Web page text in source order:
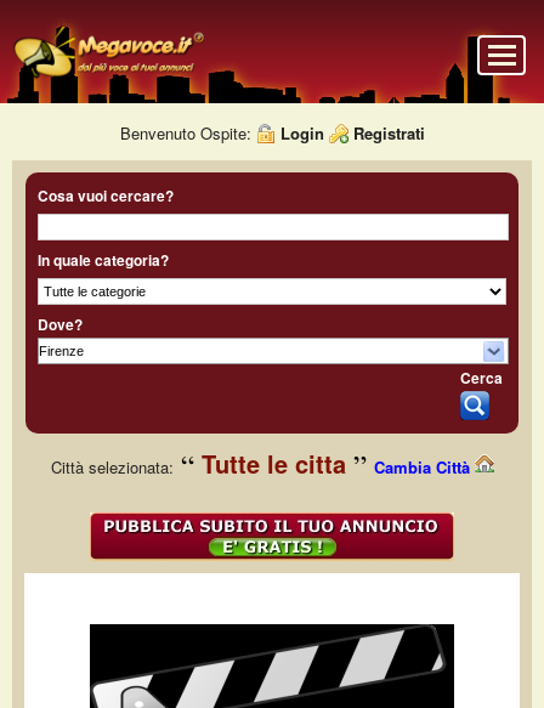
Benvenuto Ospite: Login Registrati
Cosa vuoi cercare?
In quale categoria?
Dove?
Cerca
Città selezionata: Tutte le citta Cambia Città